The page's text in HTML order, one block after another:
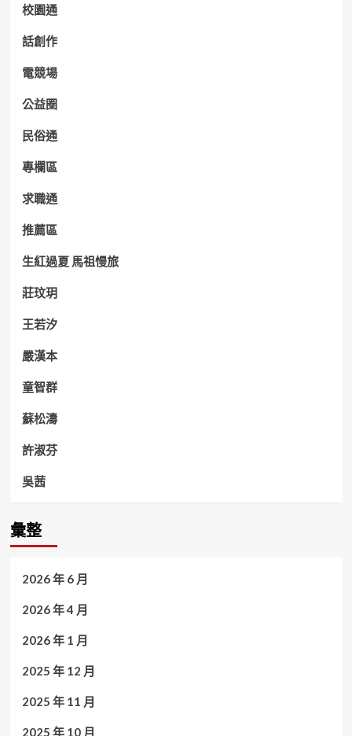
校園通
話創作
電競場
公益圈
民俗通
專欄區
求職通
推薦區
生紅過夏 馬祖慢旅
莊玟玥
王若汐
嚴漢本
童智群
蘇松濤
許淑芬
吳茜
彙整
2026 年 6 月
2026 年 4 月
2026 年 1 月
2025 年 12 月
2025 年 11 月
2025 年 10 月